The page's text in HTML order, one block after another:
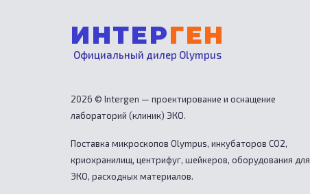
ИНТЕРГЕН
Официальный дилер Olympus
2026 © Intergen — проектирование и оснащение
лабораторий (клиник) ЭКО.
Поставка микроскопов Olympus, инкубаторов CO2,
криохранилищ, центрифуг, шейкеров, оборудования для
ЭКО, расходных материалов.